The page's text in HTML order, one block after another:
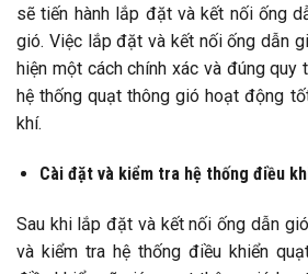
sẽ tiến hành lắp đặt và kết nối ống
gió. Việc lắp đặt và kết nối ống dẫn
hiện một cách chính xác và đúng
hệ thống quạt thông gió hoạt động
khí.
Cài đặt và kiểm tra hệ thống điều
Sau khi lắp đặt và kết nối ống dẫn
và kiểm tra hệ thống điều khiển